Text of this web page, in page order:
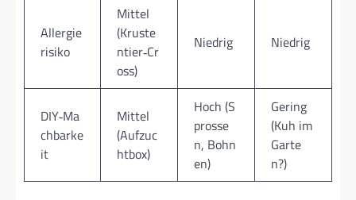
Allergie
risiko
Mittel
(Kruste
n­tier‑Cr
oss)
Niedrig Niedrig
DIY‑Ma
chbarke
it
Mittel
(Aufzuc
htbox)
Hoch (S
prosse
n, Bohn
en)
Gering
(Kuh im
Garte
n?)